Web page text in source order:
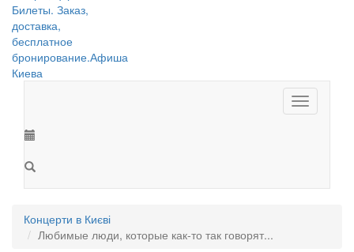
Toggle
navigation
Концерти в Києві
Любимые люди, которые как-то так говорят...